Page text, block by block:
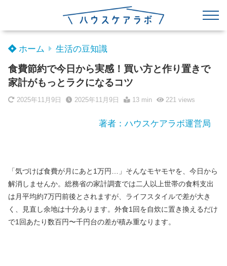
ホーム 生活の豆知識
食費節約で今日から実感！買い方と作り置きで
家計がもっとラクになるコツ
2025年11月9日 2025年11月9日 13 min 221views
著者：ハウスケアラボ運営局
「気づけば食費が月にあと1万円…」そんなモヤモヤを、今日から
解消しませんか。総務省の家計調査では二人以上世帯の食料支出
は月平均約7万円前後とされますが、ライフスタイルで差が大き
く、見直し余地は十分あります。外食1回を自炊に置き換えるだけ
で1回あたり数百円〜千円台の差が積み重なります。